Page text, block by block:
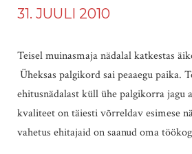
31. JUULI 2010
Teisel muinasmaja nädalal katkestas
Üheksas palgikord sai peaaegu paika.
ehitusnädalast küll ühe palgikorra jagu
kvaliteet on täiesti võrreldav esimese
vahetus ehitajaid on saanud oma